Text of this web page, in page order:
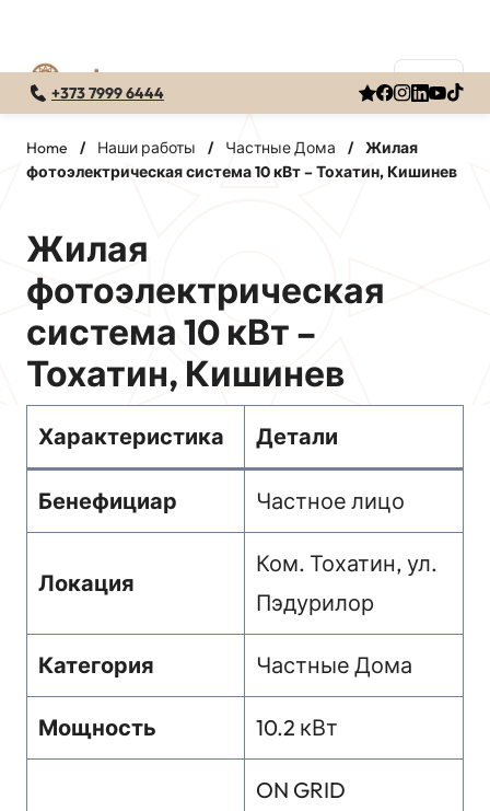
содержимому
+373 7999 6444
Home / Наши работы / Частные Дома / Жилая
фотоэлектрическая система 10 кВт – Тохатин, Кишинев
Жилая
фотоэлектрическая
система 10 кВт –
Тохатин, Кишинев
Характеристика Детали
Бенефициар Частное лицо
Локация
Ком. Тохатин, ул.
Пэдурилор
Категория Частные Дома
Мощность 10.2 кВт
ON GRID